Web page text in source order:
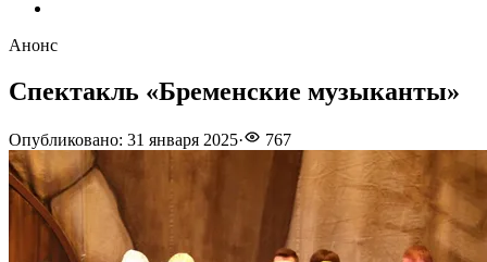
Анонс
Спектакль «Бременские музыканты»
Опубликовано: 31 января 2025· 767